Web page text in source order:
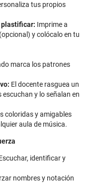
tus propios
plastificar: Imprime a
y colócalo en tu
marca los patrones
El docente rasguea un
y lo señalan en
coloridas y amigables
aula de música.
identificar y
nombres y notación